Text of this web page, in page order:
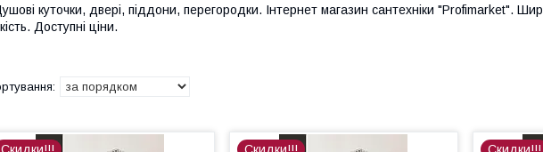
куточки, двері, піддони, перегородки. Інтернет магазин сантехніки "Profimarket".
Доступні ціни.